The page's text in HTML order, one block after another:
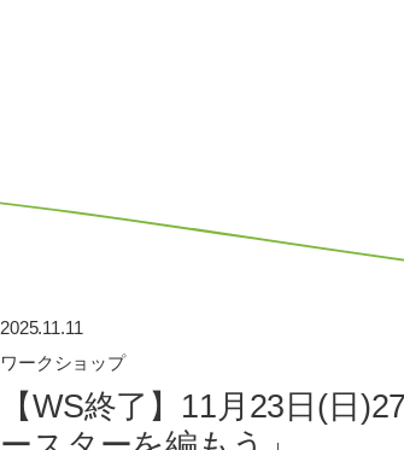
2025.11.11
ワークショップ
【WS終了】11月23日(日